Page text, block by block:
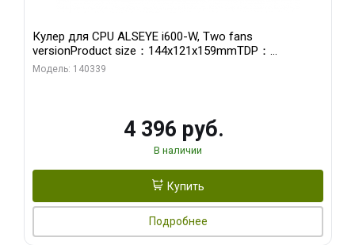
Кулер для CPU ALSEYE i600-W, Two fans
versionProduct size：144x121x159mmTDP：
270WSoldering technology CD textureApplication:Intel：
Модель: 140339
4 396 руб.
В наличии
Купить
Подробнее